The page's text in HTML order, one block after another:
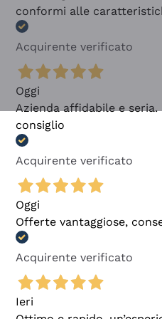
conformi alle
Acquirente verificato
Oggi
Azienda affidabile e
consiglio
Acquirente verificato
Oggi
Offerte vantaggiose,
Acquirente verificato
Ieri